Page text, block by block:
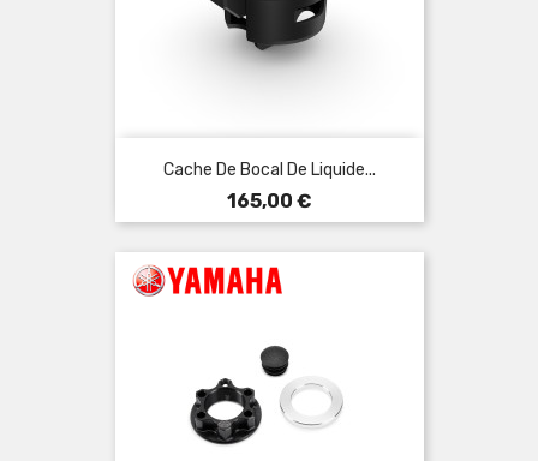
Cache De Bocal De Liquide...
Prix
165,00 €